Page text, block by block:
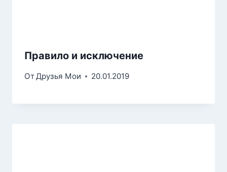
Правило и исключение
ОтДрузья Мои 20.01.2019